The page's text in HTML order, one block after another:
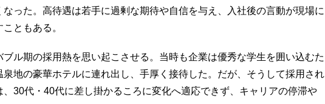
なった。高待遇は若手に過剰な期待や自信を与え、入社後の言動が現場に
ともある。
ブル期の採用熱を思い起こさせる。当時も企業は優秀な学生を囲い込むた
泉地の豪華ホテルに連れ出し、手厚く接待した。だが、そうして採用され
、30代・40代に差し掛かるころに変化へ適応できず、キャリアの停滞や